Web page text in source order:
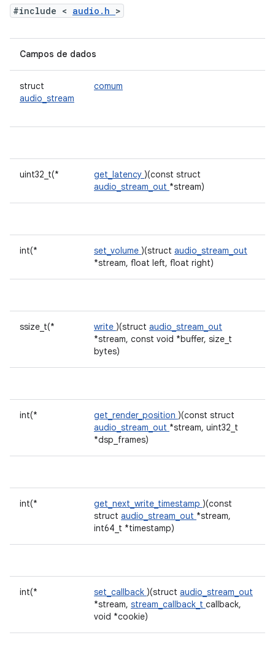
#include < audio.h >
Campos de dados
struct
audio_stream
comum
uint32_t(* get_latency )(const struct
audio_stream_out *stream)
int(* set_volume )(struct audio_stream_out
*stream, float left, float right)
ssize_t(* write )(struct audio_stream_out
*stream, const void *buffer, size_t
bytes)
int(* get_render_position )(const struct
audio_stream_out *stream, uint32_t
*dsp_frames)
int(* get_next_write_timestamp )(const
struct audio_stream_out *stream,
int64_t *timestamp)
int(* set_callback )(struct audio_stream_out
*stream, stream_callback_t callback,
void *cookie)